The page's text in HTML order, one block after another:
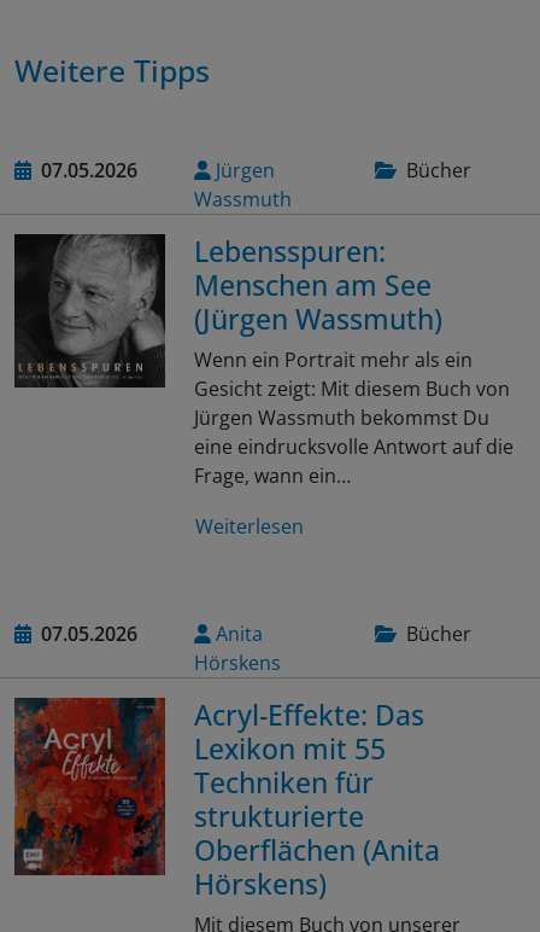
Weitere Tipps
07.05.2026
Jürgen
Wassmuth
Bücher
Lebensspuren:
Menschen am See
(Jürgen Wassmuth)
Wenn ein Portrait mehr als ein
Gesicht zeigt: Mit diesem Buch von
Jürgen Wassmuth bekommst Du
eine eindrucksvolle Antwort auf die
Frage, wann ein…
Weiterlesen
07.05.2026
Anita
Hörskens
Bücher
Acryl-Effekte: Das
Lexikon mit 55
Techniken für
strukturierte
Oberflächen (Anita
Hörskens)
Mit diesem Buch von unserer